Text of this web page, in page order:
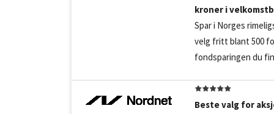
kroner i
Spar i Norges
velg fritt blant 500
fondsparingen du
Beste valg for